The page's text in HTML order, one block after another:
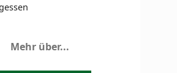
Mehr über...